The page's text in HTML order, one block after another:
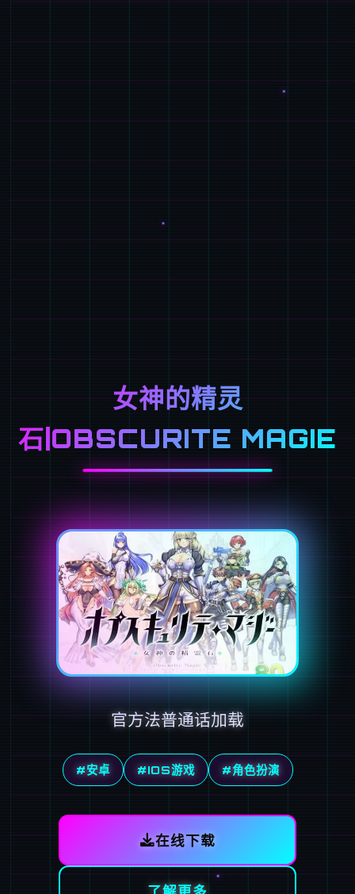
女神的精灵
石|OBSCURITE MAGIE
官方法普通话加载
#安卓 #IOS游戏 #角色扮演
在线下载
了解更多